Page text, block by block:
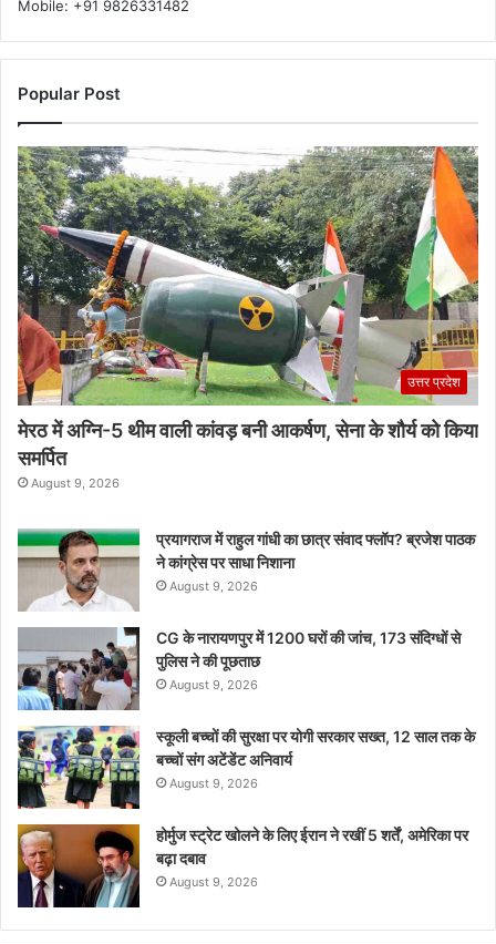
Mobile: +91 9826331482
Popular Post
उत्तर प्रदेश
मेरठ में अग्नि-5 थीम वाली कांवड़ बनी आकर्षण, सेना के शौर्य को किया
समर्पित
August 9, 2026
प्रयागराज में राहुल गांधी का छात्र संवाद फ्लॉप? ब्रजेश पाठक
ने कांग्रेस पर साधा निशाना
August 9, 2026
CG के नारायणपुर में 1200 घरों की जांच, 173 संदिग्धों से
पुलिस ने की पूछताछ
August 9, 2026
स्कूली बच्चों की सुरक्षा पर योगी सरकार सख्त, 12 साल तक के
बच्चों संग अटेंडेंट अनिवार्य
August 9, 2026
होर्मुज स्ट्रेट खोलने के लिए ईरान ने रखीं 5 शर्तें, अमेरिका पर
बढ़ा दबाव
August 9, 2026